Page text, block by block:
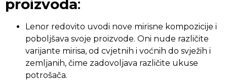
proizvoda:
Lenor redovito uvodi nove mirisne kompozicije i
poboljšava svoje proizvode. Oni nude različite
varijante mirisa, od cvjetnih i voćnih do svježih i
zemljanih, čime zadovoljava različite ukuse
potrošača.